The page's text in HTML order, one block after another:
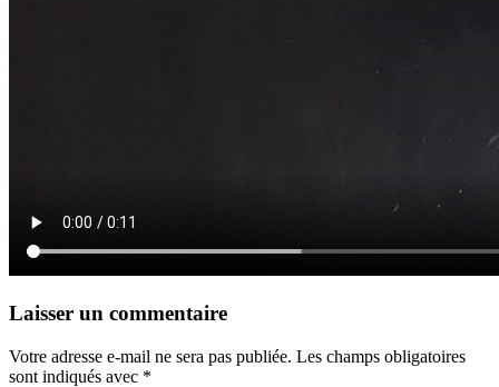
Laisser un commentaire
Votre adresse e-mail ne sera pas publiée. Les champs obligatoires
sont indiqués avec *